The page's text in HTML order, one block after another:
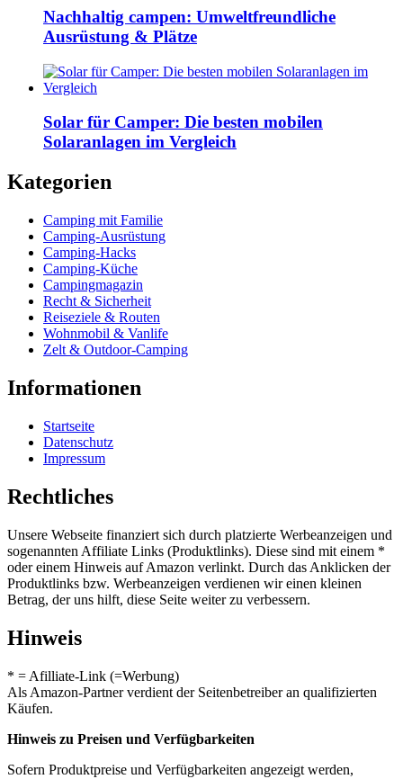
Nachhaltig campen: Umweltfreundliche
Ausrüstung & Plätze
Solar für Camper: Die besten mobilen
Solaranlagen im Vergleich
Kategorien
Camping mit Familie
Camping-Ausrüstung
Camping-Hacks
Camping-Küche
Campingmagazin
Recht & Sicherheit
Reiseziele & Routen
Wohnmobil & Vanlife
Zelt & Outdoor-Camping
Informationen
Startseite
Datenschutz
Impressum
Rechtliches
Unsere Webseite finanziert sich durch platzierte Werbeanzeigen und
sogenannten Affiliate Links (Produktlinks). Diese sind mit einem *
oder einem Hinweis auf Amazon verlinkt. Durch das Anklicken der
Produktlinks bzw. Werbeanzeigen verdienen wir einen kleinen
Betrag, der uns hilft, diese Seite weiter zu verbessern.
Hinweis
* = Afilliate-Link (=Werbung)
Als Amazon-Partner verdient der Seitenbetreiber an qualifizierten
Käufen.
Hinweis zu Preisen und Verfügbarkeiten
Sofern Produktpreise und Verfügbarkeiten angezeigt werden,